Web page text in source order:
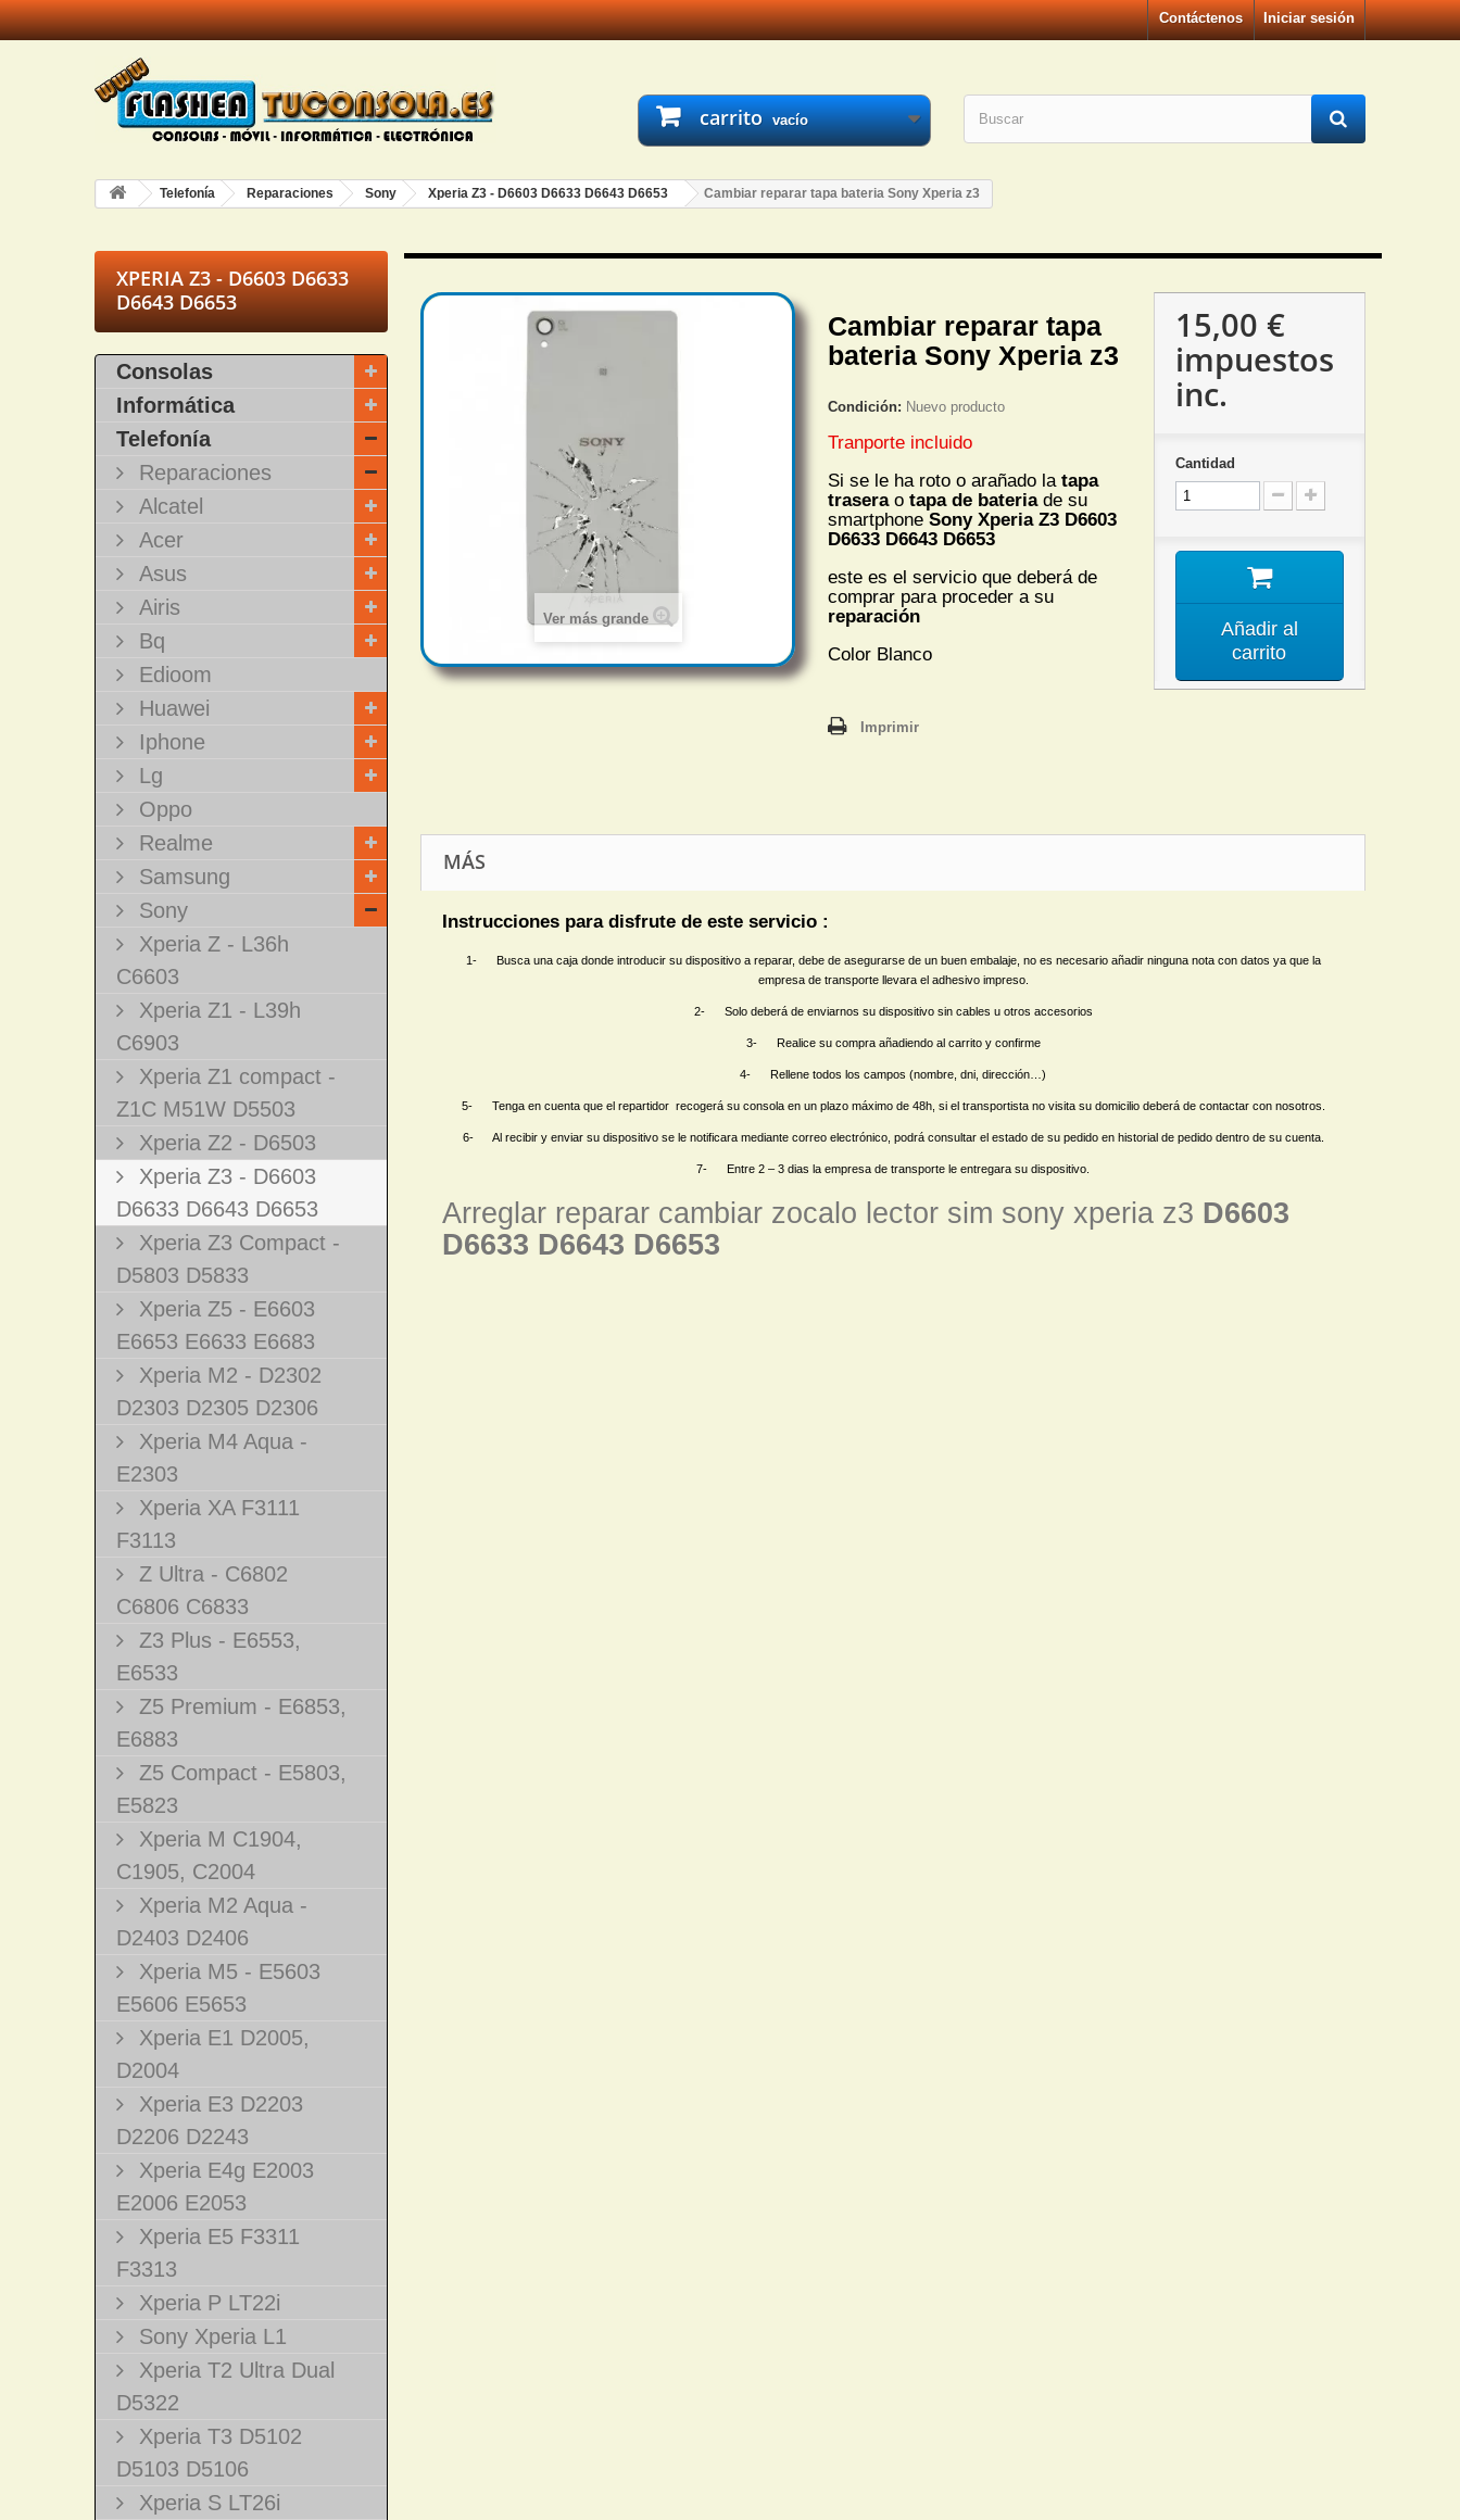
Iniciar sesión
Contáctenos
carrito vacío
Telefonía Reparaciones Sony Xperia Z3 - D6603 D6633 D6643 D6653 Cambiar reparar tapa bateria Sony Xperia z3
XPERIA Z3 - D6603 D6633
D6643 D6653
Consolas
Informática
Telefonía
Reparaciones
Alcatel
Acer
Asus
Airis
Bq
Edioom
Huawei
Iphone
Lg
Oppo
Realme
Samsung
Sony
Xperia Z - L36h
C6603
Xperia Z1 - L39h
C6903
Xperia Z1 compact -
Z1C M51W D5503
Xperia Z2 - D6503
Xperia Z3 - D6603
D6633 D6643 D6653
Xperia Z3 Compact -
D5803 D5833
Xperia Z5 - E6603
E6653 E6633 E6683
Xperia M2 - D2302
D2303 D2305 D2306
Xperia M4 Aqua -
E2303
Xperia XA F3111
F3113
Z Ultra - C6802
C6806 C6833
Z3 Plus - E6553,
E6533
Z5 Premium - E6853,
E6883
Z5 Compact - E5803,
E5823
Xperia M C1904,
C1905, C2004
Xperia M2 Aqua -
D2403 D2406
Xperia M5 - E5603
E5606 E5653
Xperia E1 D2005,
D2004
Xperia E3 D2203
D2206 D2243
Xperia E4g E2003
E2006 E2053
Xperia E5 F3311
F3313
Xperia P LT22i
Sony Xperia L1
Xperia T2 Ultra Dual
D5322
Xperia T3 D5102
D5103 D5106
Xperia S LT26i
Ver más grande
Cambiar reparar tapa
bateria Sony Xperia z3
Condición: Nuevo producto
Tranporte incluido
Si se le ha roto o arañado la tapa
traserao tapa de bateriade su
smartphone Sony Xperia Z3 D6603
D6633 D6643 D6653
este es el servicio que deberá de
comprar para proceder a su
reparación
Color Blanco
Imprimir
15,00 €
impuestos
inc.
Cantidad
Añadir al
carrito
MÁS
Instrucciones para disfrute de este servicio :
1- Busca una caja donde introducir su dispositivo a reparar, debe de asegurarse de un buen embalaje, no es necesario añadir ninguna nota con datos ya que la
empresa de transporte llevara el adhesivo impreso.
2- Solo deberá de enviarnos su dispositivo sin cables u otros accesorios
3- Realice su compra añadiendo al carrito y confirme
4- Rellene todos los campos (nombre, dni, dirección…)
5- Tenga en cuenta que el repartidor recogerá su consola en un plazo máximo de 48h, si el transportista no visita su domicilio deberá de contactar con nosotros.
6- Al recibir y enviar su dispositivo se le notificara mediante correo electrónico, podrá consultar el estado de su pedido en historial de pedido dentro de su cuenta.
7- Entre 2 – 3 dias la empresa de transporte le entregara su dispositivo.
Arreglar reparar cambiar zocalo lector sim sony xperia z3 D6603
D6633 D6643 D6653